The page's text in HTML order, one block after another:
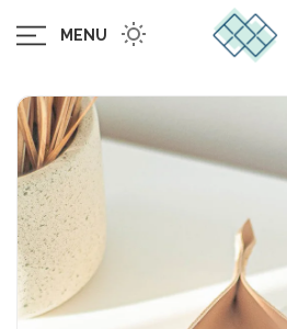
MENU